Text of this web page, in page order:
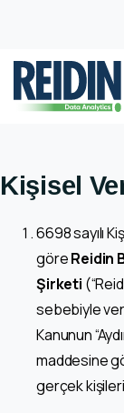
Kişisel
6698 sayılı
göreReidin
Şirketi
sebebiyle
Kanunun
maddesine
gerçek